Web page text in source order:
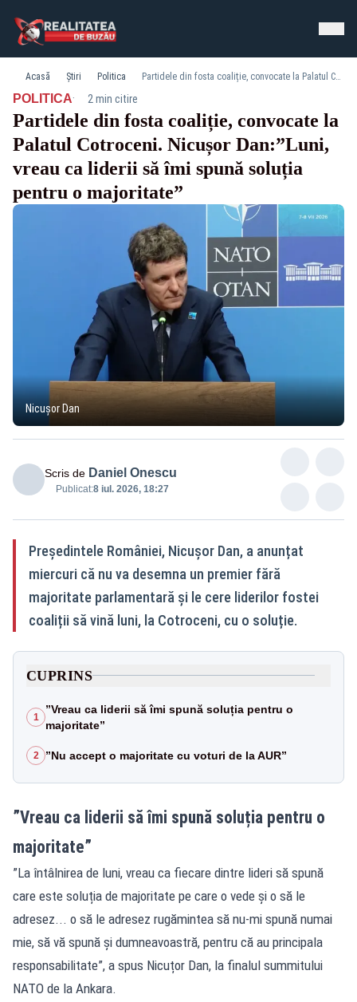
Acasă Știri Politica Partidele din fosta coaliție, convocate la Palatul Cotroceni. Nicușor Dan:”Luni, vreau ca liderii să îmi spună soluția pentru o majoritate”
POLITICA· 2 min citire
Partidele din fosta coaliție, convocate la
Palatul Cotroceni. Nicușor Dan:”Luni,
vreau ca liderii să îmi spună soluția
pentru o majoritate”
Nicușor Dan
Scris de Daniel Onescu
Publicat:8 iul. 2026, 18:27
Președintele României, Nicușor Dan, a anunțat
miercuri că nu va desemna un premier fără
majoritate parlamentară și le cere liderilor fostei
coaliții să vină luni, la Cotroceni, cu o soluție.
CUPRINS
1
”Vreau ca liderii să îmi spună soluția pentru o
majoritate”
2 ”Nu accept o majoritate cu voturi de la AUR”
”Vreau ca liderii să îmi spună soluția pentru o
majoritate”
”La întâlnirea de luni, vreau ca fiecare dintre lideri să spună
care este soluția de majoritate pe care o vede și o să le
adresez... o să le adresez rugămintea să nu-mi spună numai
mie, să vă spună și dumneavoastră, pentru că au principala
responsabilitate”, a spus Nicuțor Dan, la finalul summitului
NATO de la Ankara.